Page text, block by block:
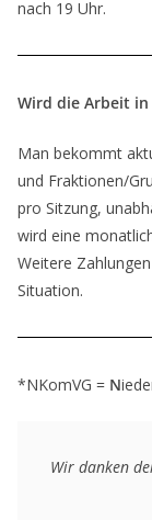
nach 19 Uhr.
Wird die Arbeit
Man bekommt
und Fraktionen/
pro Sitzung,
wird eine
Weitere
Situation.
*NKomVG = N
Wir danken